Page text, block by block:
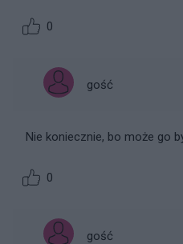
0
gość
Nie koniecznie, bo może go
0
gość